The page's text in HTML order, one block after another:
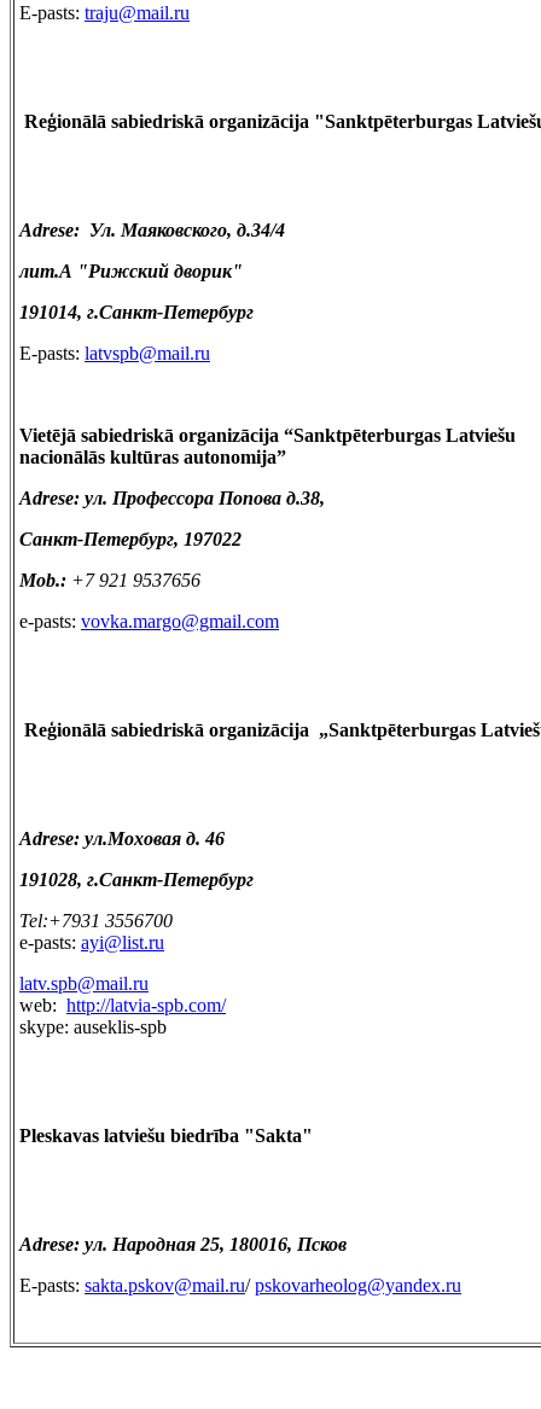
E-pasts: traju@mail.ru
Reģionālā sabiedriskā organizācija "Sanktpēterburgas
Adrese: Ул. Маяковского, д.34/4
лит.А "Рижский дворик"
191014, г.Санкт-Петербург
E-pasts: latvspb@mail.ru
Vietējā sabiedriskā organizācija “Sanktpēterburgas Latviešu
nacionālās kultūras
Adrese: ул. Профессора Попова
Санкт-Петербург, 197022
Mob.: +7 921 9537656
e-pasts: vovka.margo@gmail.com
Reģionālā sabiedriskā organizācija „Sanktpēterburgas
Adrese: ул.Моховая д. 46
191028, г.Санкт-Петербург
Tel:+7931 3556700
e-pasts: ayi@list.ru
latv.spb@mail.ru
web: http://latvia-spb.com/
skype: auseklis-spb
Pleskavas latviešu biedrība "Sakta"
Adrese: ул. Народная 25, 180016, Псков
E-pasts: sakta.pskov@mail.ru/pskovarheolog@yandex.ru